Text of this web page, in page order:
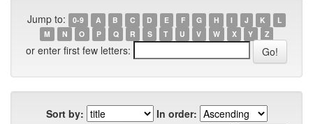
Jump to: 0-9 A B C D E F G H I J K
L
M
N O P Q R S T U V W X Y Z
or enter first few letters:
Sort by:
In order: